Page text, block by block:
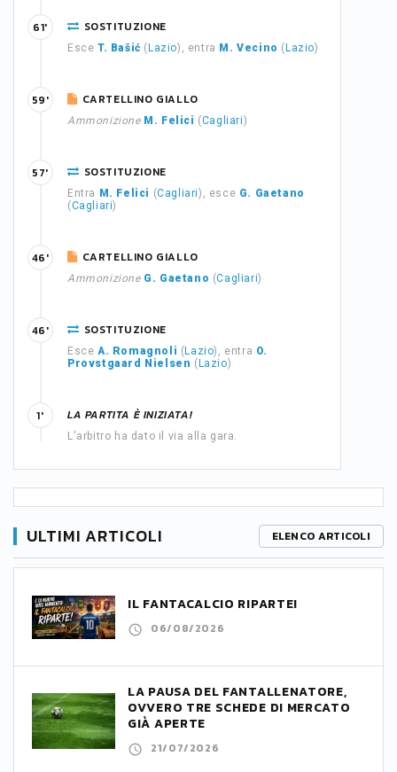
SOSTITUZIONE
Esce T. Bašić ( Lazio), entra M. Vecino ( Lazio)
61'
CARTELLINO GIALLO
Ammonizione M. Felici (Cagliari)
59'
SOSTITUZIONE
Entra M. Felici (Cagliari), esce G. Gaetano
(Cagliari)
57'
CARTELLINO GIALLO
Ammonizione G. Gaetano (Cagliari)
46'
SOSTITUZIONE
Esce A. Romagnoli ( Lazio), entra O.
Provstgaard Nielsen ( Lazio)
46'
LA PARTITA È INIZIATA!
L'arbitro ha dato il via alla gara.
1'
ULTIMI ARTICOLI ELENCO ARTICOLI
IL FANTACALCIO RIPARTE!
06/08/2026
LA PAUSA DEL FANTALLENATORE,
OVVERO TRE SCHEDE DI MERCATO
GIÀ APERTE
21/07/2026